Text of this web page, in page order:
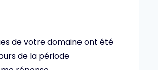
de votre domaine ont été
de la période